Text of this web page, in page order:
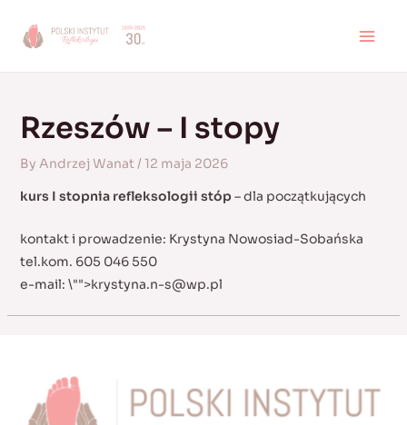
Rzeszów – I stopy
By Andrzej Wanat/12 maja 2026
kurs I stopnia refleksologii stóp– dla początkujących
kontakt i prowadzenie: Krystyna Nowosiad-Sobańska
tel.kom. 605 046 550
e-mail: \"">krystyna.n-s@wp.pl